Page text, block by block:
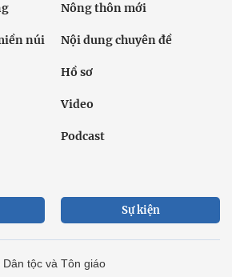
Nông thôn mới
núi Nội dung chuyên đề
Hồ sơ
Video
Podcast
Sự kiện
tộc và Tôn giáo